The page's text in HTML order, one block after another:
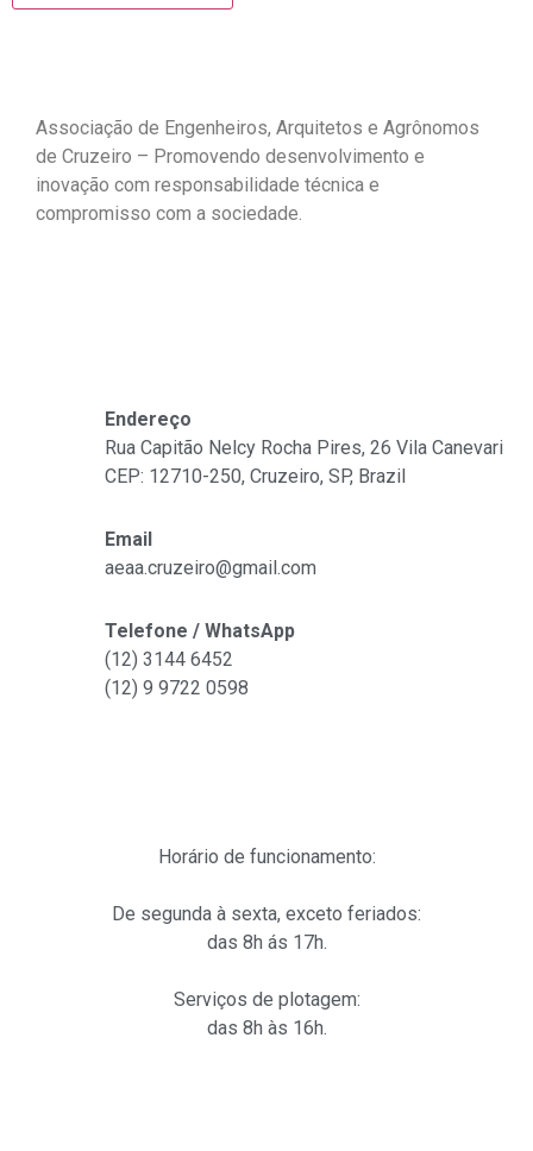
Associação de Engenheiros, Arquitetos e Agrônomos
de Cruzeiro – Promovendo desenvolvimento e
inovação com responsabilidade técnica e
compromisso com a sociedade.
Endereço
Rua Capitão Nelcy Rocha Pires, 26 Vila Canevari
CEP: 12710-250, Cruzeiro, SP, Brazil
Email
aeaa.cruzeiro@gmail.com
Telefone / WhatsApp
(12) 3144 6452
(12) 9 9722 0598
Horário de funcionamento:
De segunda à sexta, exceto feriados:
das 8h ás 17h.
Serviços de plotagem:
das 8h às 16h.